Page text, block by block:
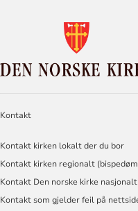
Kontakt
Kontakt kirken lokalt der du bor
Kontakt kirken regionalt
Kontakt Den norske kirke nasjonalt
Kontakt som gjelder feil på